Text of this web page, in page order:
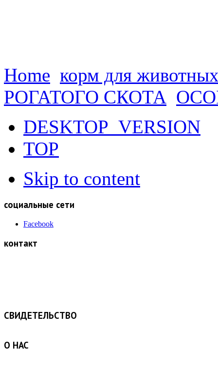
Home корм для
РОГАТОГО СКОТА
DESKTOP_VERSION
TOP
Skip to content
социальные сети
Facebook
контакт
СВИДЕТЕЛЬСТВО
O НАС